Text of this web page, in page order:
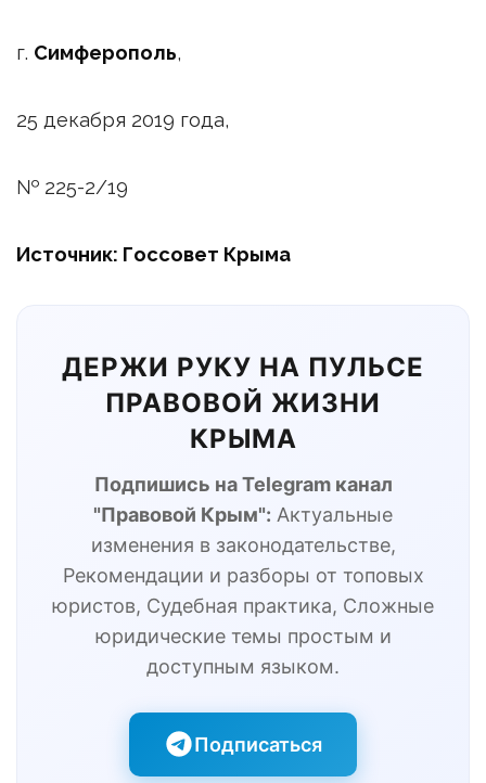
г. Симферополь,
25 декабря 2019 года,
№ 225-2/19
Источник: Госсовет Крыма
ДЕРЖИ РУКУ НА ПУЛЬСЕ
ПРАВОВОЙ ЖИЗНИ
КРЫМА
Подпишись на Telegram канал
"Правовой Крым": Актуальные
изменения в законодательстве,
Рекомендации и разборы от топовых
юристов, Судебная практика, Сложные
юридические темы простым и
доступным языком.
Подписаться